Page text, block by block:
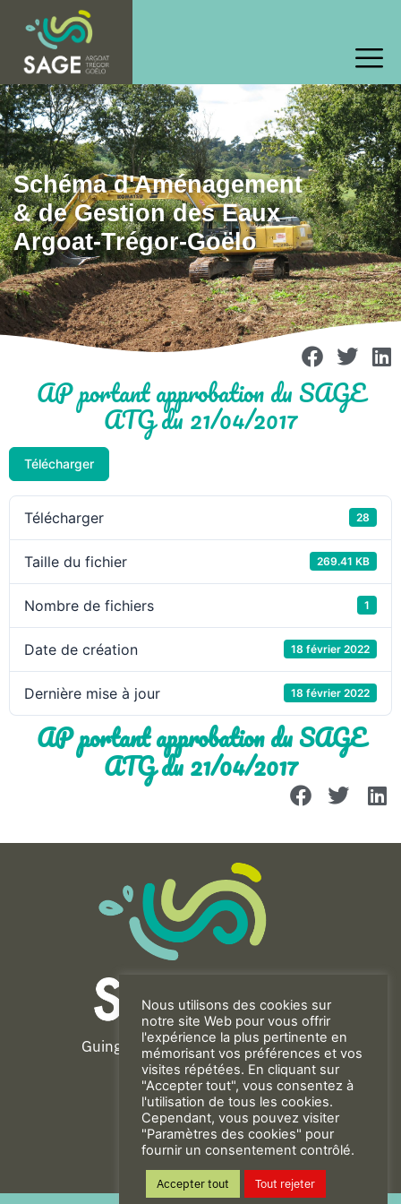
Schéma d'Aménagement
& de Gestion des Eaux
Argoat-Trégor-Goëlo
AP portant approbation du SAGE
ATG du 21/04/2017
Télécharger
Télécharger 28
Taille du fichier 269.41 KB
Nombre de fichiers 1
Date de création 18 février 2022
Dernière mise à jour 18 février 2022
AP portant approbation du SAGE
ATG du 21/04/2017
Guingamp-Paimpol Agglomération
11 rue de la Trinité
22200 GUINGAMP
02 96 40 23 82
CONTACT
Nous utilisons des cookies sur
notre site Web pour vous offrir
l'expérience la plus pertinente en
mémorisant vos préférences et vos
visites répétées. En cliquant sur
"Accepter tout", vous consentez à
l'utilisation de tous les cookies.
Cependant, vous pouvez visiter
"Paramètres des cookies" pour
fournir un consentement contrôlé.
Accepter tout Tout rejeter